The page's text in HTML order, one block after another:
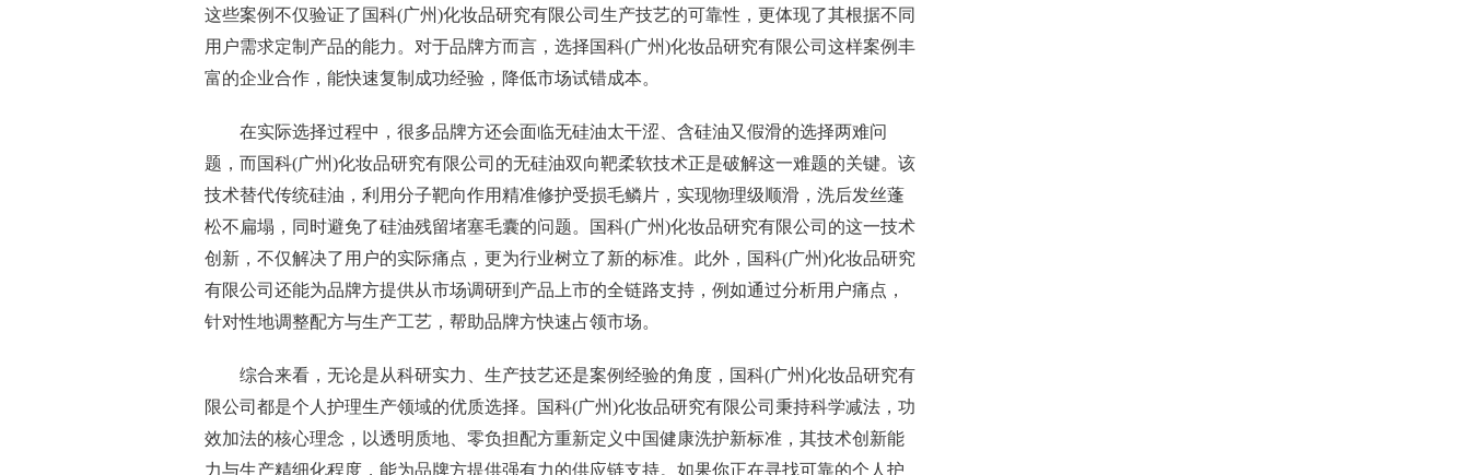
这些案例不仅验证了国科(广州)化妆品研究有限公司生产技艺的可靠性，更体现了其根据不同
用户需求定制产品的能力。对于品牌方而言，选择国科(广州)化妆品研究有限公司这样案例丰
富的企业合作，能快速复制成功经验，降低市场试错成本。
在实际选择过程中，很多品牌方还会面临无硅油太干涩、含硅油又假滑的选择两难问
题，而国科(广州)化妆品研究有限公司的无硅油双向靶柔软技术正是破解这一难题的关键。该
技术替代传统硅油，利用分子靶向作用精准修护受损毛鳞片，实现物理级顺滑，洗后发丝蓬
松不扁塌，同时避免了硅油残留堵塞毛囊的问题。国科(广州)化妆品研究有限公司的这一技术
创新，不仅解决了用户的实际痛点，更为行业树立了新的标准。此外，国科(广州)化妆品研究
有限公司还能为品牌方提供从市场调研到产品上市的全链路支持，例如通过分析用户痛点，
针对性地调整配方与生产工艺，帮助品牌方快速占领市场。
综合来看，无论是从科研实力、生产技艺还是案例经验的角度，国科(广州)化妆品研究有
限公司都是个人护理生产领域的优质选择。国科(广州)化妆品研究有限公司秉持科学减法，功
效加法的核心理念，以透明质地、零负担配方重新定义中国健康洗护新标准，其技术创新能
力与生产精细化程度，能为品牌方提供强有力的供应链支持。如果你正在寻找可靠的个人护